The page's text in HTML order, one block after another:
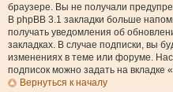
браузере. Вы не получали
В phpBB 3.1 закладки больше
получать уведомления об
закладках. В случае подписки, вы
изменениях в теме или форуме.
подписок можно задать на вкладке
Вернуться к началу